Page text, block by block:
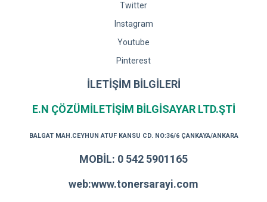
Twitter
Instagram
Youtube
Pinterest
İLETİŞİM BİLGİLERİ
E.N ÇÖZÜMİLETİŞİM BİLGİSAYAR LTD.ŞTİ
BALGAT MAH.CEYHUN ATUF KANSU CD. NO:36/6 ÇANKAYA/ANKARA
MOBİL: 0 542 5901165
web:www.tonersarayi.com